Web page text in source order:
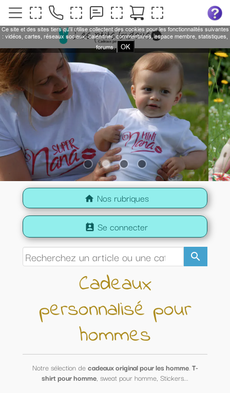
home Nos rubriques
search
perm_contact_calendar Se connecter
Cadeaux
personnalisé pour
hommes
Notre sélection decadeaux original pour les homme.T-
shirt pour homme, sweat pour homme, Stickers...
Ce site et des sites tiers qu'il utilise collectent des cookies pour les fonctionnalités suivantes
: vidéos, cartes, réseaux sociaux, calendrier, commentaires, espace membre, statistiques,
forums.
OK